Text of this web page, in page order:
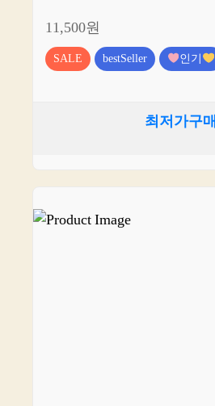
11,500원
SALE bestSeller 인기
최저가구매